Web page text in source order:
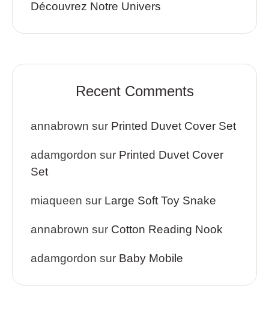
Découvrez Notre Univers
Recent Comments
annabrown sur Printed Duvet Cover Set
adamgordon sur Printed Duvet Cover
Set
miaqueen sur Large Soft Toy Snake
annabrown sur Cotton Reading Nook
adamgordon sur Baby Mobile